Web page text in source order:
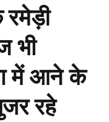
भी
में आने के
रहे